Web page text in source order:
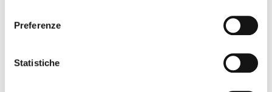
Preferenze
Statistiche
raccolta giochi di Ageop Ricerca , Clicca qui per
leggere l’articolo
Leggi tutto